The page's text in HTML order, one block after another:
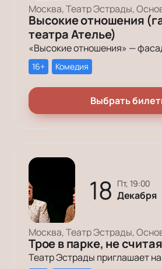
Москва, Театр Эстрады,
Высокие отношения
театра Ателье)
16+ Комедия
Выбрать
18 пт, 19:00
Декабря
Москва, Театр Эстрады,
Трое в парке, не